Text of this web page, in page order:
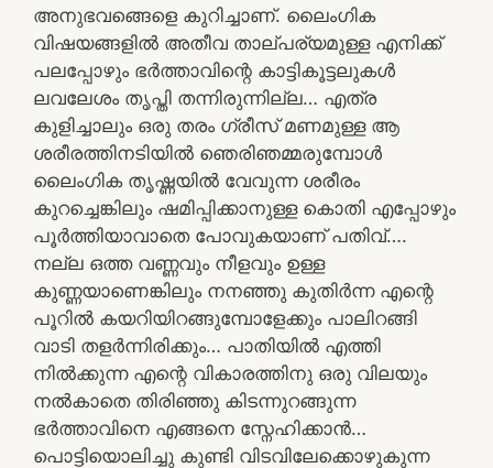
അനുഭവങ്ങെളെ കുറിച്ചാണ്. ലൈംഗിക
വിഷയങ്ങളിൽ അതീവ താല്പര്യമുള്ള എനിക്ക്
പലപ്പോഴും ഭർത്താവിന്റെ കാട്ടികൂട്ടലുകൾ
ലവലേശം തൃപ്തി തന്നിരുന്നില്ല… എത്ര
കുളിച്ചാലും ഒരു തരം ഗ്രീസ് മണമുള്ള ആ
ശരീരത്തിനടിയിൽ ഞെരിഞമ്മരുമ്പോൾ
ലൈംഗിക തൃഷ്ണയിൽ വേവുന്ന ശരീരം
കുറച്ചെങ്കിലും ഷമിപ്പിക്കാനുള്ള കൊതി എപ്പോഴും
പൂർത്തിയാവാതെ പോവുകയാണ് പതിവ്….
നല്ല ഒത്ത വണ്ണവും നീളവും ഉള്ള
കുണ്ണയാണെങ്കിലും നനഞ്ഞു കുതിർന്ന എന്റെ
പൂറിൽ കയറിയിറങ്ങുമ്പോളേക്കും പാലിറങ്ങി
വാടി തളർന്നിരിക്കും… പാതിയിൽ എത്തി
നിൽക്കുന്ന എന്റെ വികാരത്തിനു ഒരു വിലയും
നൽകാതെ തിരിഞ്ഞു കിടന്നുറങ്ങുന്ന
ഭർത്താവിനെ എങ്ങനെ സ്നേഹിക്കാൻ…
പൊട്ടിയൊലിച്ചു കുണ്ടി വിടവിലേക്കൊഴുകുന്ന